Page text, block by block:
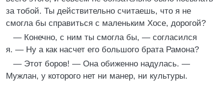
за тобой. Ты действительно считаешь, что я не
смогла бы справиться с маленьким Хосе, дорогой?
— Конечно, с ним ты смогла бы, — согласился
я. — Ну а как насчет его большого брата Рамона?
— Этот боров! — Она обиженно надулась. —
Мужлан, у которого нет ни манер, ни культуры.